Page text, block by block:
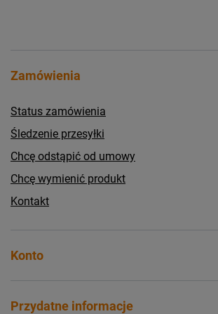
Zamówienia
Status zamówienia
Śledzenie przesyłki
Chcę odstąpić od umowy
Chcę wymienić produkt
Kontakt
Konto
Przydatne informacje